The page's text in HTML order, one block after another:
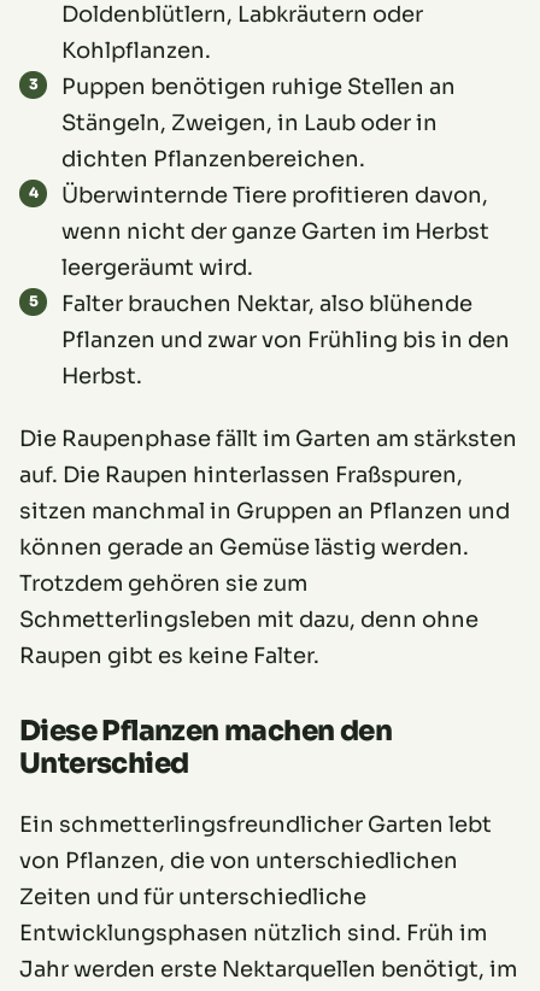
Doldenblütlern, Labkräutern oder
Kohlpflanzen.
Puppen benötigen ruhige Stellen an
Stängeln, Zweigen, in Laub oder in
dichten Pflanzenbereichen.
Überwinternde Tiere profitieren davon,
wenn nicht der ganze Garten im Herbst
leergeräumt wird.
Falter brauchen Nektar, also blühende
Pflanzen und zwar von Frühling bis in den
Herbst.
Die Raupenphase fällt im Garten am stärksten
auf. Die Raupen hinterlassen Fraßspuren,
sitzen manchmal in Gruppen an Pflanzen und
können gerade an Gemüse lästig werden.
Trotzdem gehören sie zum
Schmetterlingsleben mit dazu, denn ohne
Raupen gibt es keine Falter.
Diese Pflanzen machen den
Unterschied
Ein schmetterlingsfreundlicher Garten lebt
von Pflanzen, die von unterschiedlichen
Zeiten und für unterschiedliche
Entwicklungsphasen nützlich sind. Früh im
Jahr werden erste Nektarquellen benötigt, im